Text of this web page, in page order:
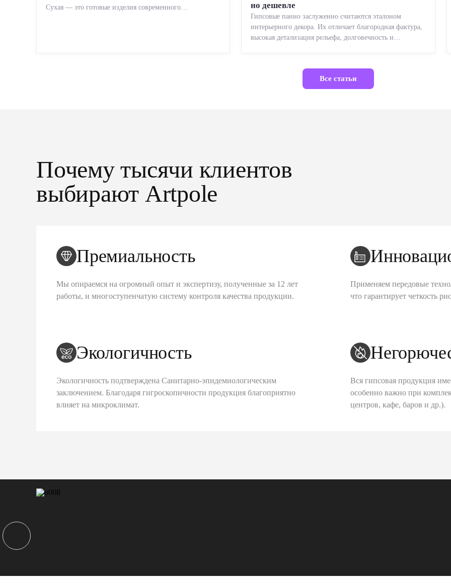
Сухая — это готовые изделия современного
но дешевле
Гипсовые панно заслуженно считаются эталоном
интерьерного декора. Их отличает благородная фактура,
высокая детализация рельефа, долговечность и
Все статьи
Почему тысячи клиентов
выбирают Artpole
Премиальность
Мы опираемся на огромный опыт и экспертизу, полученные за 12 лет
работы, и многоступенчатую систему контроля качества продукции.
Применяем передовые
что гарантирует четкость
Экологичность
Экологичность подтверждена Санитарно-эпидемиологическим
заключением. Благодаря гигроскопичности продукция благоприятно
влияет на микроклимат.
Вся гипсовая продукция
особенно важно при
центров, кафе, баров и др.).